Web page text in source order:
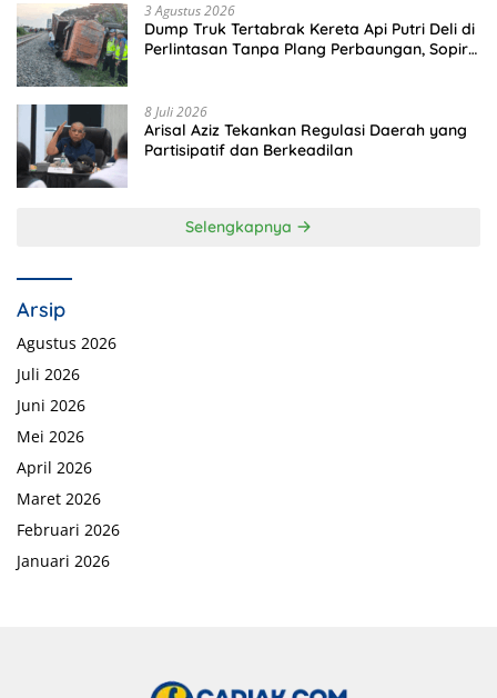
3 Agustus 2026
Dump Truk Tertabrak Kereta Api Putri Deli di
Perlintasan Tanpa Plang Perbaungan, Sopir
8 Juli 2026
Arisal Aziz Tekankan Regulasi Daerah yang
Partisipatif dan Berkeadilan
Selengkapnya
Arsip
Agustus 2026
Juli 2026
Juni 2026
Mei 2026
April 2026
Maret 2026
Februari 2026
Januari 2026